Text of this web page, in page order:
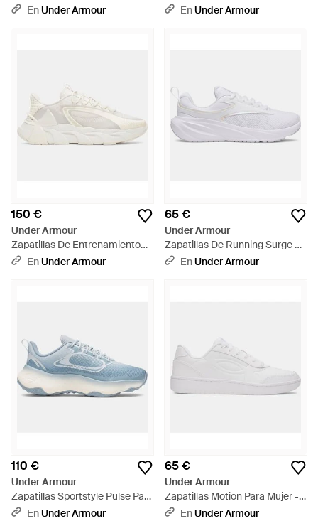
Halo Trainer Sport Anthracite
EnUnder Armour
Runner 2 Para Mujer Summit
EnUnder Armour
150 €
Under Armour
Zapatillas De Entrenamiento
Halo Trainer Sport Summit
EnUnder Armour
65 €
Under Armour
Zapatillas De Running Surge 5
Para Mujer Iridescent - Blanco
EnUnder Armour
110 €
Under Armour
Zapatillas Sportstyle Pulse Para
Mujer Azul Fog Azul Wind Azul
EnUnder Armour
65 €
Under Armour
Zapatillas Motion Para Mujer -
Blanco
EnUnder Armour